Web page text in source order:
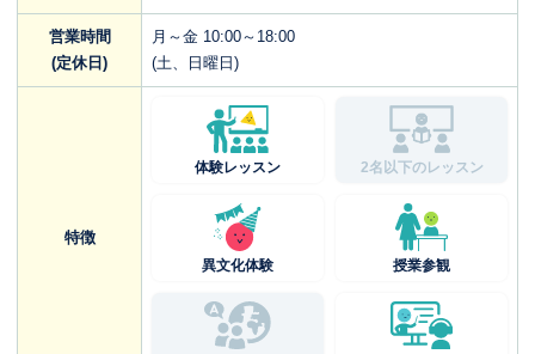
営業時間
(定休日)
月～金 10:00～18:00
(土、日曜日)
特徴
体験レッスン 2名以下のレッスン
異文化体験 授業参観